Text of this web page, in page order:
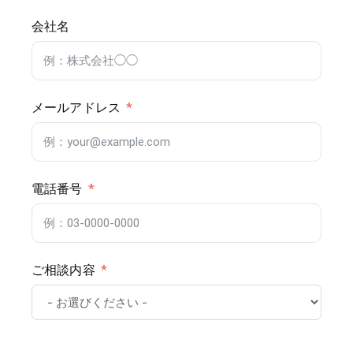
会社名
メールアドレス
電話番号
ご相談内容